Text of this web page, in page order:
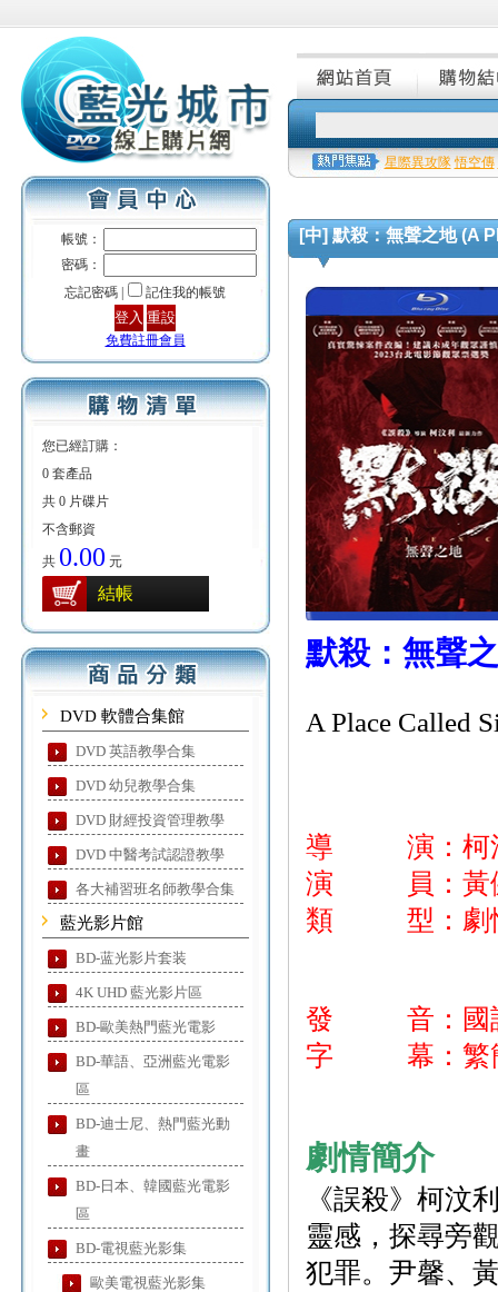
帳號：
密碼：
忘記密碼 |
記住我的帳號
免費註冊會員
您已經訂購：
0 套產品
共 0 片碟片
不含郵資
共 0.00 元
結帳
DVD 軟體合集館
DVD 英語教學合集
DVD 幼兒教學合集
DVD 財經投資管理教學
DVD 中醫考試認證教學
各大補習班名師教學合集
藍光影片館
BD-蓝光影片套装
4K UHD 藍光影片區
BD-歐美熱門藍光電影
BD-華語、亞洲藍光電影
區
BD-迪士尼、熱門藍光動
畫
BD-日本、韓國藍光電影
區
BD-電視藍光影集
歐美電視藍光影集
星際異攻隊 悟空傳
[中] 默殺：無聲之地 (A
默殺：無聲
A Place Called
導 演：柯
演 員：黃健
類 型：劇情
發 音：國
字 幕：繁簡
劇情簡介
《誤殺》柯汶
靈感，探尋旁
犯罪。尹馨、